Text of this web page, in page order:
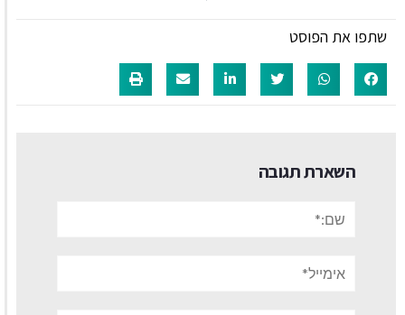
שתפו את הפוסט
השארת תגובה